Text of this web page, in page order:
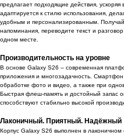
предлагает подходящие действия,
адаптируется к стилю использования,
удобным и персонализированным.
напоминания, переводите текст и
одном месте.
Производительность на уровне
В основе Galaxy S26 – современная
приложения и многозадачность. Смартфон
обработке фото и видео, а также при
Быстрая флеш-память и достойный запас
способствуют стабильно высокой
Лаконичный. Приятный. Надёжный
Корпус Galaxy S26 выполнен в лаконичном